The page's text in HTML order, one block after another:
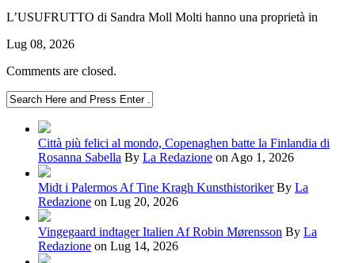
L’USUFRUTTO di Sandra Moll Molti hanno una proprietà in
Lug 08, 2026
Comments are closed.
Città più felici al mondo, Copenaghen batte la Finlandia di
Rosanna Sabella By La Redazione on Ago 1, 2026
Midt i Palermos Af Tine Kragh Kunsthistoriker By La
Redazione on Lug 20, 2026
Vingegaard indtager Italien Af Robin Mørensson By La
Redazione on Lug 14, 2026